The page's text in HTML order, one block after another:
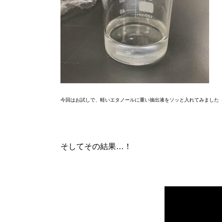
今回はお試しで、軽いエタノールに重い抽出液をソッと入れてみました
そしてその結果…！